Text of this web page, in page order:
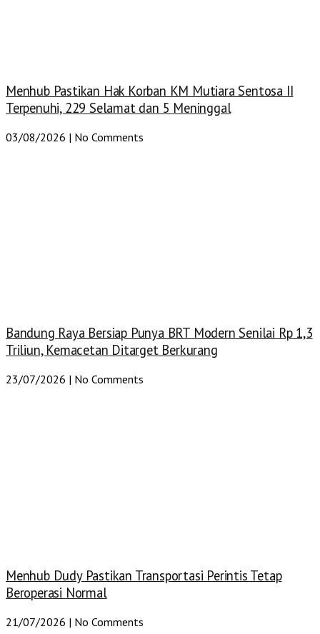
Menhub Pastikan Hak Korban KM Mutiara Sentosa II
Terpenuhi, 229 Selamat dan 5 Meninggal
03/08/2026 No Comments
Bandung Raya Bersiap Punya BRT Modern Senilai Rp 1,3
Triliun, Kemacetan Ditarget Berkurang
23/07/2026 No Comments
Menhub Dudy Pastikan Transportasi Perintis Tetap
Beroperasi Normal
21/07/2026 No Comments